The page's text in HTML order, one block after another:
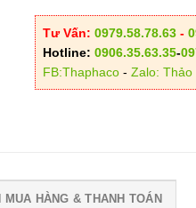
Tư Vấn: 0979.58.78.63-
Hotline: 0906.35.63.35-
FB:Thaphaco- Zalo: Thảo
MUA HÀNG & THANH TOÁN